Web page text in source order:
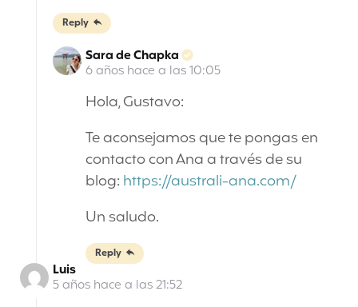
Reply
Sara de Chapka
6 años hace a las 10:05
Hola, Gustavo:
Te aconsejamos que te pongas en
contacto con Ana a través de su
blog: https://australi-ana.com/
Un saludo.
Reply
Luis
5 años hace a las 21:52